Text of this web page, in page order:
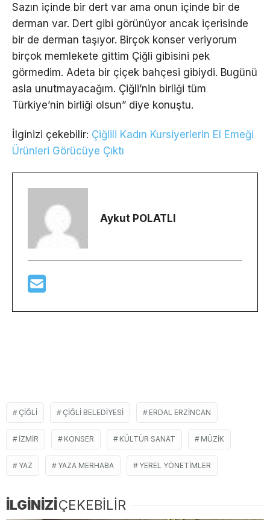
Sazın içinde bir dert var ama onun içinde bir de
derman var. Dert gibi görünüyor ancak içerisinde
bir de derman taşıyor. Birçok konser veriyorum
birçok memlekete gittim Çiğli gibisini pek
görmedim. Adeta bir çiçek bahçesi gibiydi. Bugünü
asla unutmayacağım. Çiğli’nin birliği tüm
Türkiye’nin birliği olsun” diye konuştu.
İlginizi çekebilir: Çiğlili Kadın Kursiyerlerin El Emeği
Ürünleri Görücüye Çıktı
Aykut POLATLI
ÇIĞLI ÇIĞLI BELEDIYESI ERDAL ERZINCAN
İZMIR KONSER KÜLTÜR SANAT MÜZIK
YAZ YAZA MERHABA YEREL YÖNETIMLER
İLGİNİZİÇEKEBİLİR